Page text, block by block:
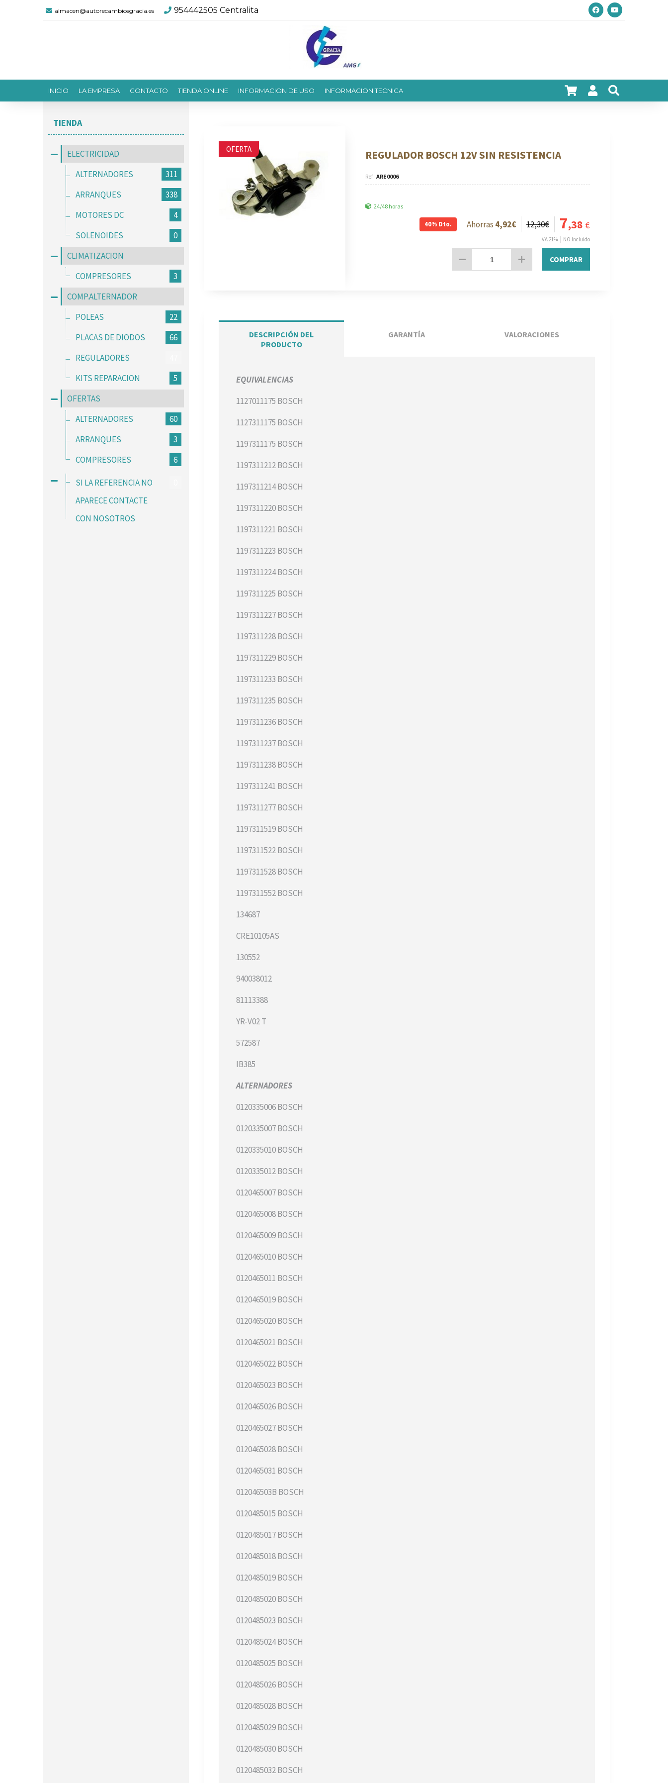
almacen@autorecambiosgracia.es 954442505 Centralita
INICIO LA EMPRESA CONTACTO TIENDA ONLINE INFORMACION DE USO INFORMACION TECNICA
TIENDA
ELECTRICIDAD
ALTERNADORES
311
ARRANQUES
338
MOTORES DC
4
SOLENOIDES
0
CLIMATIZACION
COMPRESORES
3
COMP.ALTERNADOR
POLEAS
22
PLACAS DE DIODOS
66
REGULADORES
KITS REPARACION
5
OFERTAS
ALTERNADORES
60
ARRANQUES
3
COMPRESORES
6
SI LA REFERENCIA NO
APARECE CONTACTE
CON NOSOTROS
OFERTA REGULADOR BOSCH 12V SIN RESISTENCIA
ARE0006
24/48 horas
40% Dto. 4,92€ 12,30€ 7,38 €
IVA 21% NO Incluido
COMPRAR
DESCRIPCIÓN DEL
PRODUCTO
GARANTÍA VALORACIONES
EQUIVALENCIAS
1127011175 BOSCH
1127311175 BOSCH
1197311175 BOSCH
1197311212 BOSCH
1197311214 BOSCH
1197311220 BOSCH
1197311221 BOSCH
1197311223 BOSCH
1197311224 BOSCH
1197311225 BOSCH
1197311227 BOSCH
1197311228 BOSCH
1197311229 BOSCH
1197311233 BOSCH
1197311235 BOSCH
1197311236 BOSCH
1197311237 BOSCH
1197311238 BOSCH
1197311241 BOSCH
1197311277 BOSCH
1197311519 BOSCH
1197311522 BOSCH
1197311528 BOSCH
1197311552 BOSCH
134687
CRE10105AS
130552
940038012
81113388
YR-V02 T
572587
IB385
ALTERNADORES
0120335006 BOSCH
0120335007 BOSCH
0120335010 BOSCH
0120335012 BOSCH
0120465007 BOSCH
0120465008 BOSCH
0120465009 BOSCH
0120465010 BOSCH
0120465011 BOSCH
0120465019 BOSCH
0120465020 BOSCH
0120465021 BOSCH
0120465022 BOSCH
0120465023 BOSCH
0120465026 BOSCH
0120465027 BOSCH
0120465028 BOSCH
0120465031 BOSCH
012046503B BOSCH
0120485015 BOSCH
0120485017 BOSCH
0120485018 BOSCH
0120485019 BOSCH
0120485020 BOSCH
0120485023 BOSCH
0120485024 BOSCH
0120485025 BOSCH
0120485026 BOSCH
0120485028 BOSCH
0120485029 BOSCH
0120485030 BOSCH
0120485032 BOSCH